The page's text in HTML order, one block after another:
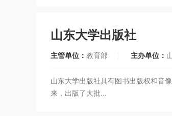
山东大学出版社
主管单位： 教育部 主办单位：
山东大学出版社具有图书出版权和音
来，出版了大批...